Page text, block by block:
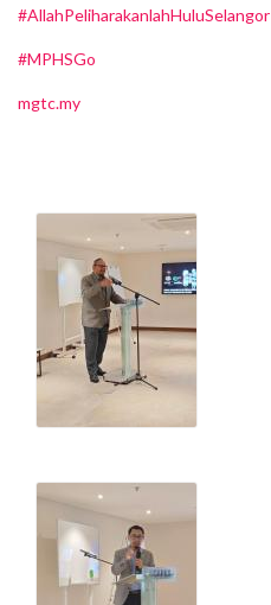
#AllahPeliharakanlahHuluSelangor
#MPHSGo
mgtc.my